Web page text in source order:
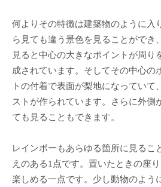
何よりその特徴は建築物のように入
ら見ても違う景色を見ることができ
見ると中心の大きなポイントが周り
成されています。そしてその中心の
トの付着で表面が梨地になっていて
ストが作られています。さらに外側
ても見ることもできます。
レインボーもあらゆる箇所に見るこ
えのある1点です。置いたときの座
楽しめる一点です。少し動物のよう